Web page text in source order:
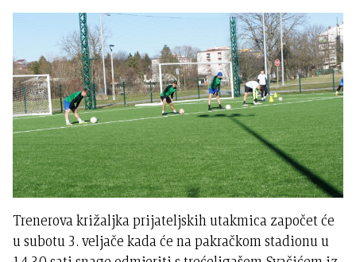
Trenerova križaljka prijateljskih utakmica započet će
u subotu 3. veljače kada će na pakračkom stadionu u